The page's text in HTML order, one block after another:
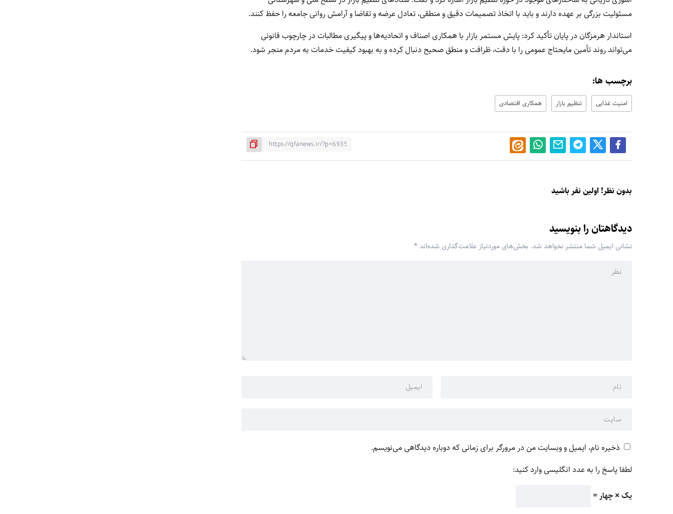
مسئولیت بزرگی بر عهده دارند و باید با اتخاذ تصمیمات دقیق و منطقی، تعادل عرضه و تقاضا و آرامش روانی جامعه را حفظ کنند.
استاندار هرمزگان در پایان تأکید کرد: پایش مستمر بازار با همکاری اصناف و اتحادیه‌ها و پیگیری مطالبات در چارچوب قانونی
می‌تواند روند تأمین مایحتاج عمومی را با دقت، ظرافت و منطق صحیح دنبال کرده و به بهبود کیفیت خدمات به مردم منجر شود.
برچسب ها:
امنیت غذایی تنظیم بازار همکاری اقتصادی
بدون نظر! اولین نفر باشید
دیدگاهتان را بنویسید
نشانی ایمیل شما منتشر نخواهد شد. بخش‌های موردنیاز علامت‌گذاری شده‌اند *
ذخیره نام، ایمیل و وبسایت من در مرورگر برای زمانی که دوباره دیدگاهی می‌نویسم.
لطفا پاسخ را به عدد انگلیسی وارد کنید:
یک × چهار =